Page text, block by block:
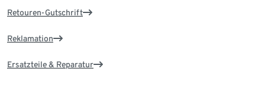
Retouren-Gutschrift
Reklamation
Ersatzteile & Reparatur